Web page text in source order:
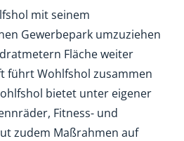
mit seinem
Gewerbepark umzuziehen
Fläche weiter
führt Wohlfshol zusammen
bietet unter eigener
Fitness- und
zudem Maßrahmen auf